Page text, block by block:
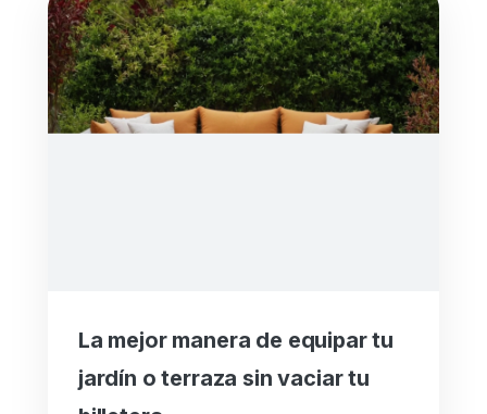
La mejor manera de equipar tu
jardín o terraza sin vaciar tu